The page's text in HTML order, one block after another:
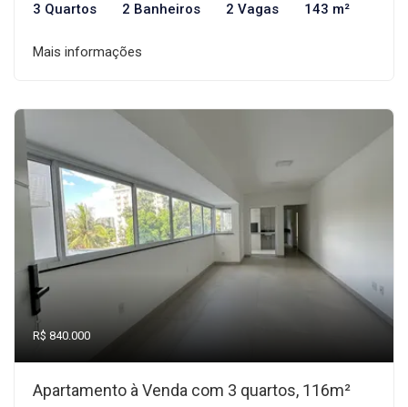
3 Quartos 2 Banheiros 2 Vagas 143 m²
Mais informações
R$ 840.000
Apartamento à Venda com 3 quartos, 116m²